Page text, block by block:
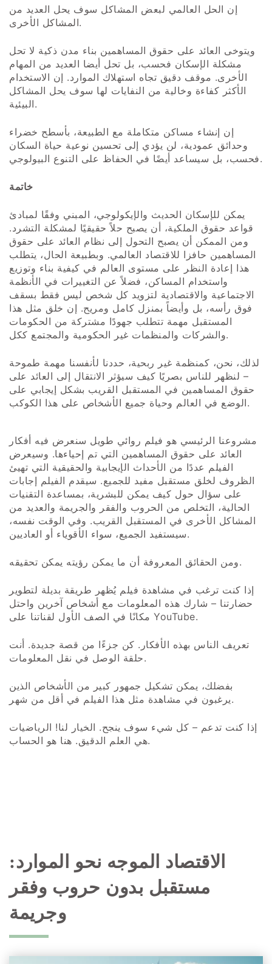
إن الحل العالمي لبعض المشاكل سوف يحل العديد من
المشاكل الأخرى.
ويتوخى العائد على حقوق المساهمين بناء مدن ذكية لا تحل
مشكلة الإسكان فحسب، بل تحل أيضا العديد من المهام
الأخرى. موقف دقيق تجاه استهلاك الموارد. إن الاستخدام
الأكثر كفاءة وخالية من النفايات لها سوف يحل المشاكل
البيئية.
إن إنشاء مساكن متكاملة مع الطبيعة، بأسطح خضراء
وحدائق عمودية، لن يؤدي إلى تحسين نوعية حياة السكان
فحسب، بل سيساعد أيضًا في الحفاظ على التنوع البيولوجي.
خاتمة
يمكن للإسكان الحديث والإيكولوجي، المبني وفقًا لمبادئ
قواعد حقوق الملكية، أن يصبح حلاً حقيقيًا لمشكلة التشرد.
ومن الممكن أن يصبح التحول إلى نظام العائد على حقوق
المساهمين حافزا للاقتصاد العالمي. وبطبيعة الحال، يتطلب
هذا إعادة النظر على مستوى العالم في كيفية بناء وتوزيع
واستخدام المساكن، فضلاً عن التغييرات في الأنظمة
الاجتماعية والاقتصادية لتزويد كل شخص ليس فقط بسقف
فوق رأسه، بل وأيضاً بمنزل كامل ومريح. إن خلق مثل هذا
المستقبل مهمة تتطلب جهودًا مشتركة من الحكومات
والشركات والمنظمات غير الحكومية والمجتمع ككل.
لذلك، نحن، كمنظمة غير ربحية، حددنا لأنفسنا مهمة طموحة
– لنظهر للناس بصريًا كيف سيؤثر الانتقال إلى العائد على
حقوق المساهمين في المستقبل القريب بشكل إيجابي على
الوضع في العالم وحياة جميع الأشخاص على هذا الكوكب.
مشروعنا الرئيسي هو فيلم روائي طويل سنعرض فيه أفكار
العائد على حقوق المساهمين التي تم إحياءها. وسيعرض
الفيلم عددًا من الأحداث الإيجابية والحقيقية التي تهيئ
الظروف لخلق مستقبل مفيد للجميع. سيقدم الفيلم إجابات
على سؤال حول كيف يمكن للبشرية، بمساعدة التقنيات
الحالية، التخلص من الحروب والفقر والجريمة والعديد من
المشاكل الأخرى في المستقبل القريب. وفي الوقت نفسه،
سيستفيد الجميع، سواء الأقوياء أو العاديين.
ومن الحقائق المعروفة أن ما يمكن رؤيته يمكن تحقيقه.
إذا كنت ترغب في مشاهدة فيلم يُظهر طريقة بديلة لتطوير
حضارتنا – شارك هذه المعلومات مع أشخاص آخرين واحتل
مكانًا في الصف الأول لقناتنا على YouTube.
تعريف الناس بهذه الأفكار. كن جزءًا من قصة جديدة. أنت
حلقة الوصل في نقل المعلومات.
بفضلك، يمكن تشكيل جمهور كبير من الأشخاص الذين
يرغبون في مشاهدة مثل هذا الفيلم في أقل من شهر.
إذا كنت تدعم – كل شيء سوف ينجح. الخيار لنا! الرياضيات
هي العلم الدقيق. هنا هو الحساب.
الاقتصاد الموجه نحو الموارد:
مستقبل بدون حروب وفقر
وجريمة